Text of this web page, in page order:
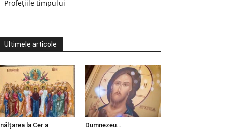
Profețiile timpului
Ultimele articole
la Cer a
Dumnezeu…